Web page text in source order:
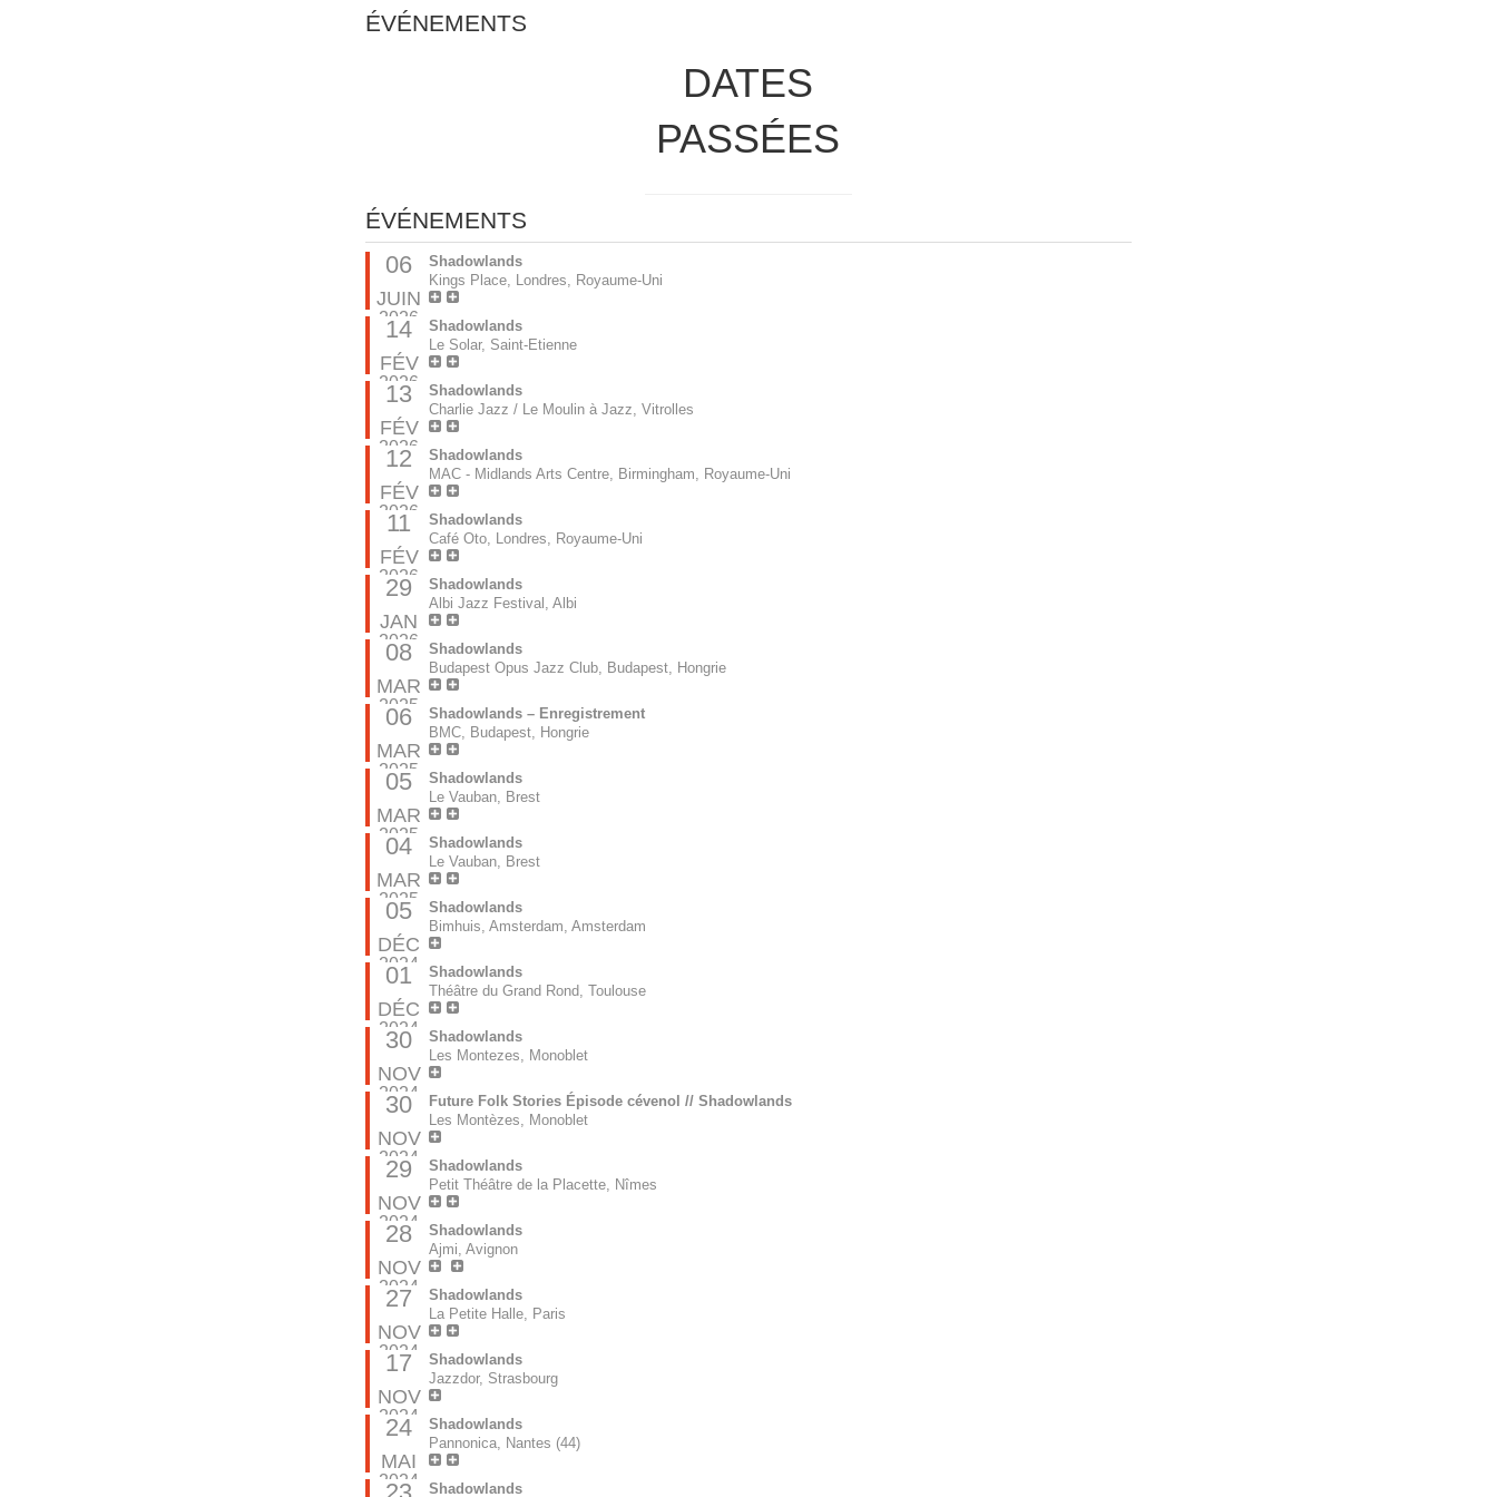
ÉVÉNEMENTS
DATES
PASSÉES
ÉVÉNEMENTS
06
JUIN
2026
Shadowlands
Kings Place, Londres, Royaume-Uni
14
FÉV
2026
Shadowlands
Le Solar, Saint-Etienne
13
FÉV
2026
Shadowlands
Charlie Jazz / Le Moulin à Jazz, Vitrolles
12
FÉV
2026
Shadowlands
MAC - Midlands Arts Centre, Birmingham, Royaume-Uni
11
FÉV
2026
Shadowlands
Café Oto, Londres, Royaume-Uni
29
JAN
2026
Shadowlands
Albi Jazz Festival, Albi
08
MAR
2025
Shadowlands
Budapest Opus Jazz Club, Budapest, Hongrie
06
MAR
2025
Shadowlands – Enregistrement
BMC, Budapest, Hongrie
05
MAR
2025
Shadowlands
Le Vauban, Brest
04
MAR
2025
Shadowlands
Le Vauban, Brest
05
DÉC
2024
Shadowlands
Bimhuis, Amsterdam, Amsterdam
01
DÉC
2024
Shadowlands
Théâtre du Grand Rond, Toulouse
30
NOV
2024
Shadowlands
Les Montezes, Monoblet
30
NOV
2024
Future Folk Stories Épisode cévenol // Shadowlands
Les Montèzes, Monoblet
29
NOV
2024
Shadowlands
Petit Théâtre de la Placette, Nîmes
28
NOV
2024
Shadowlands
Ajmi, Avignon
27
NOV
2024
Shadowlands
La Petite Halle, Paris
17
NOV
2024
Shadowlands
Jazzdor, Strasbourg
24
MAI
2024
Shadowlands
Pannonica, Nantes (44)
Shadowlands